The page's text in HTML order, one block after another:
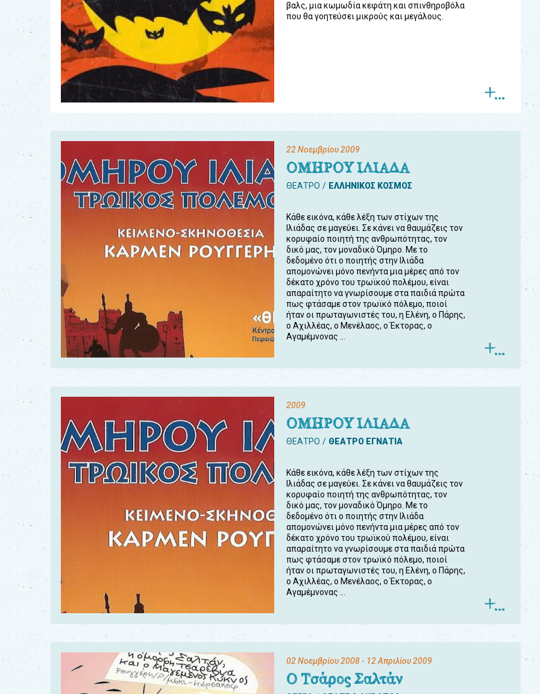
βαλς, μια κωμωδία κεφάτη και σπινθηροβόλα
που θα γοητεύσει μικρούς και μεγάλους.
22 Νοεμβρίου 2009
ΟΜΗΡΟΥ ΙΛΙΑΔΑ
ΘΕΑΤΡΟ ΕΛΛΗΝΙΚΟΣ ΚΟΣΜΟΣ
Κάθε εικόνα, κάθε λέξη των στίχων της
Ιλιάδας σε μαγεύει. Σε κάνει να θαυμάζεις τον
κορυφαίο ποιητή της ανθρωπότητας, τον
δικό μας, τον μοναδικό Όμηρο. Με το
δεδομένο ότι ο ποιητής στην Ιλιάδα
απομονώνει μόνο πενήντα μια μέρες από τον
δέκατο χρόνο του τρωϊκού πολέμου, είναι
απαραίτητο να γνωρίσουμε στα παιδιά πρώτα
πως φτάσαμε στον τρωϊκό πόλεμο, ποιοί
ήταν οι πρωταγωνιστές του, η Ελένη, ο Πάρης,
ο Αχιλλέας, ο Μενέλαος, ο Έκτορας, ο
Αγαμέμνονας ...
2009
ΟΜΗΡΟΥ ΙΛΙΑΔΑ
ΘΕΑΤΡΟ ΘΕΑΤΡΟ ΕΓΝΑΤΙΑ
Κάθε εικόνα, κάθε λέξη των στίχων της
Ιλιάδας σε μαγεύει. Σε κάνει να θαυμάζεις τον
κορυφαίο ποιητή της ανθρωπότητας, τον
δικό μας, τον μοναδικό Όμηρο. Με το
δεδομένο ότι ο ποιητής στην Ιλιάδα
απομονώνει μόνο πενήντα μια μέρες από τον
δέκατο χρόνο του τρωϊκού πολέμου, είναι
απαραίτητο να γνωρίσουμε στα παιδιά πρώτα
πως φτάσαμε στον τρωϊκό πόλεμο, ποιοί
ήταν οι πρωταγωνιστές του, η Ελένη, ο Πάρης,
ο Αχιλλέας, ο Μενέλαος, ο Έκτορας, ο
Αγαμέμνονας ...
02 Νοεμβρίου 2008- 12 Απριλίου 2009
Ο Τσάρος Σαλτάν